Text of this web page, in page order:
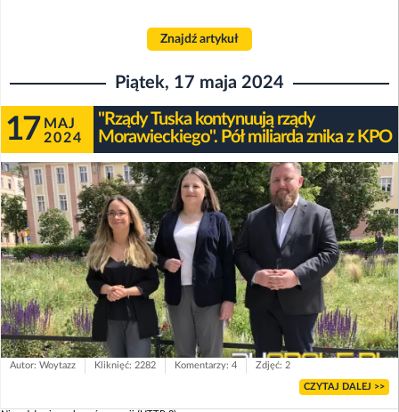
Znajdź artykuł
Piątek, 17 maja 2024
17 MAJ
2024
"Rządy Tuska kontynuują rządy
Morawieckiego". Pół miliarda znika z KPO
Autor: Woytazz Kliknięć: 2282 Komentarzy: 4 Zdjęć: 2
CZYTAJ DALEJ >>